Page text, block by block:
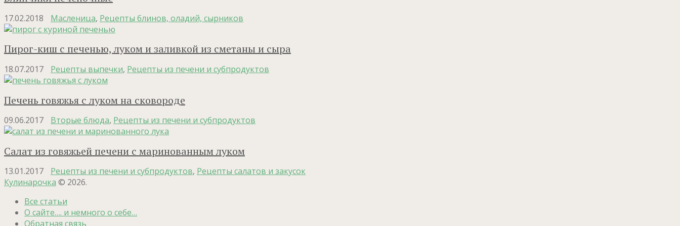
17.02.2018 Масленица, Рецепты блинов, оладий, сырников
Пирог-киш с печенью, луком и заливкой из сметаны и сыра
18.07.2017 Рецепты выпечки, Рецепты из печени и субпродуктов
Печень говяжья с луком на сковороде
09.06.2017 Вторые блюда, Рецепты из печени и субпродуктов
Салат из говяжьей печени с маринованным луком
13.01.2017 Рецепты из печени и субпродуктов, Рецепты салатов и закусок
Кулинарочка © 2026.
Все статьи
О сайте…. и немного о себе…
Обратная связь